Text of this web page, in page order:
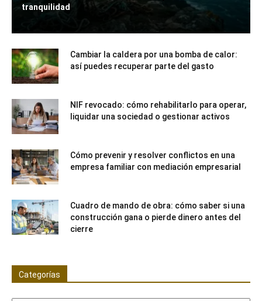
tranquilidad
Cambiar la caldera por una bomba de calor:
así puedes recuperar parte del gasto
NIF revocado: cómo rehabilitarlo para operar,
liquidar una sociedad o gestionar activos
Cómo prevenir y resolver conflictos en una
empresa familiar con mediación empresarial
Cuadro de mando de obra: cómo saber si una
construcción gana o pierde dinero antes del
cierre
Categorías
Categorías